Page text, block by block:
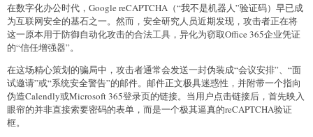
在数字化办公时代，Google reCAPTCHA（“我不是机器人”验证码）早已成
为互联网安全的基石之一。然而，安全研究人员近期发现，攻击者正在将
这一原本用于防御自动化攻击的合法工具，异化为窃取Office 365企业凭证
的“信任增强器”。
在这场精心策划的骗局中，攻击者通常会发送一封伪装成“会议安排”、“面
试邀请”或“系统安全警告”的邮件。邮件正文极具迷惑性，并附带一个指向
伪造Calendly或Microsoft 365登录页的链接。当用户点击链接后，首先映入
眼帘的并非直接索要密码的表单，而是一个极其逼真的reCAPTCHA验证
框。